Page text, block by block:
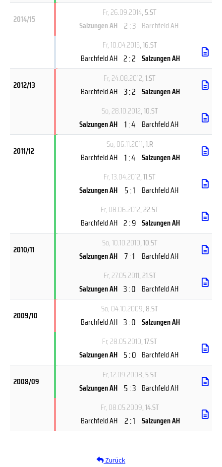
2014/15
Fr, 26.09.2014, 5.ST
Salzungen AH 2 : 3 Barchfeld AH
Fr, 10.04.2015, 16.ST
Barchfeld AH 2 : 2 Salzungen AH
2012/13
Fr, 24.08.2012, 1.ST
Barchfeld AH 3 : 2 Salzungen AH
So, 28.10.2012, 10.ST
Salzungen AH 1 : 4 Barchfeld AH
2011/12
So, 06.11.2011, 1.R
Barchfeld AH 1 : 4 Salzungen AH
Fr, 13.04.2012, 11.ST
Salzungen AH 5 : 1 Barchfeld AH
Fr, 08.06.2012, 22.ST
Barchfeld AH 2 : 9 Salzungen AH
2010/11
So, 10.10.2010, 10.ST
Salzungen AH 7 : 1
Barchfeld AH
Fr, 27.05.2011, 21.ST
Salzungen AH 3 : 0 Barchfeld AH
2009/10
So, 04.10.2009, 8.ST
Barchfeld AH 3 : 0 Salzungen AH
Fr, 28.05.2010, 17.ST
Salzungen AH 5 : 0 Barchfeld AH
2008/09
Fr, 12.09.2008, 5.ST
Salzungen AH 5 : 3 Barchfeld AH
Fr, 08.05.2009, 14.ST
Barchfeld AH 2 : 1 Salzungen AH
Zurück